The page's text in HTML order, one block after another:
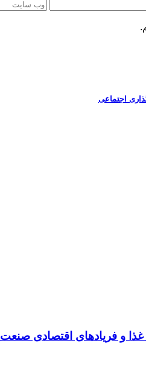
اجتماعی
غذا و فریادهای اقتصادی صنعت